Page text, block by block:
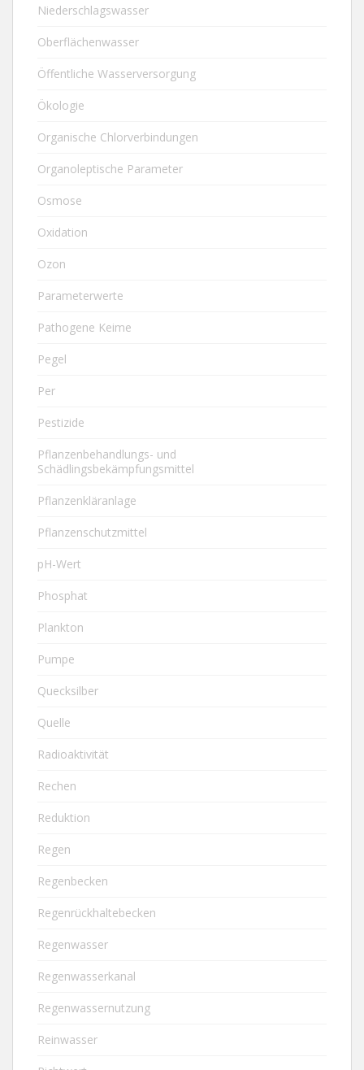
Niederschlagswasser
Oberflächenwasser
Öffentliche Wasserversorgung
Ökologie
Organische Chlorverbindungen
Organoleptische Parameter
Osmose
Oxidation
Ozon
Parameterwerte
Pathogene Keime
Pegel
Per
Pestizide
Pflanzenbehandlungs- und
Schädlingsbekämpfungsmittel
Pflanzenkläranlage
Pflanzenschutzmittel
pH-Wert
Phosphat
Plankton
Pumpe
Quecksilber
Quelle
Radioaktivität
Rechen
Reduktion
Regen
Regenbecken
Regenrückhaltebecken
Regenwasser
Regenwasserkanal
Regenwassernutzung
Reinwasser